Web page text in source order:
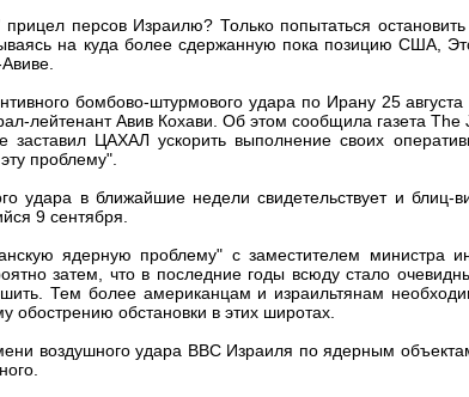
персов Израилю? Только попытаться
на куда более сдержанную пока позицию США,
бомбово-штурмового удара по Ирану 25
лейтенант Авив Кохави. Об этом сообщила газета The
заставил ЦАХАЛ ускорить выполнение своих
проблему".
удара в ближайшие недели свидетельствует и блиц-
9 сентября.
ядерную проблему" с заместителем министра
затем, что в последние годы всюду стало
Тем более американцам и израильтянам
обострению обстановки в этих широтах.
воздушного удара ВВС Израиля по ядерным